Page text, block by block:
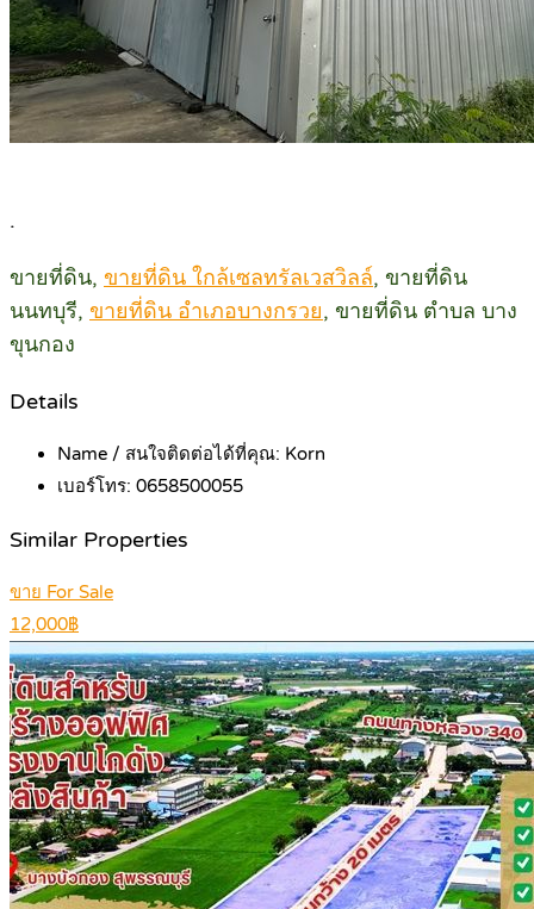
.
ขายที่ดิน, ขายที่ดิน ใกล้เซลทรัลเวสวิลล์, ขายที่ดิน
นนทบุรี, ขายที่ดิน อำเภอบางกรวย, ขายที่ดิน ตำบล บาง
ขุนกอง
Details
Name / สนใจติดต่อได้ที่คุณ: Korn
เบอร์โทร: 0658500055
Similar Properties
ขาย For Sale
12,000฿